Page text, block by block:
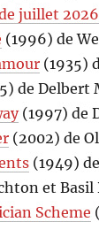
juillet 2026
(1996) de
(1935)
de Delbert
(1997) de
(2002) de
(1949)
et Basil
Scheme